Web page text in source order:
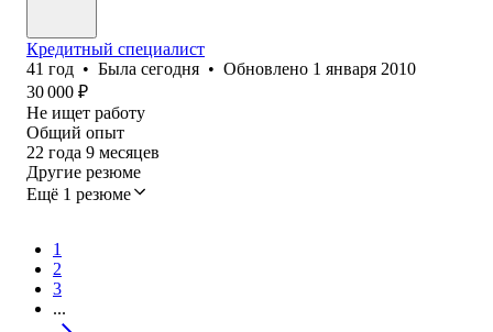
Кредитный специалист
41 год • Была сегодня • Обновлено 1 января 2010
30 000 ₽
Не ищет работу
Общий опыт
22 года 9 месяцев
Другие резюме
Ещё 1 резюме
1
2
3
...